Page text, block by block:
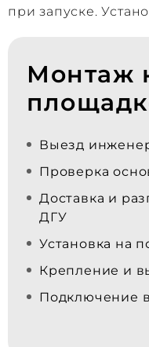
при запуске.
Монтаж
Выезд
Проверка
Доставка и
ДГУ
Установка на
Крепление и
Подключение